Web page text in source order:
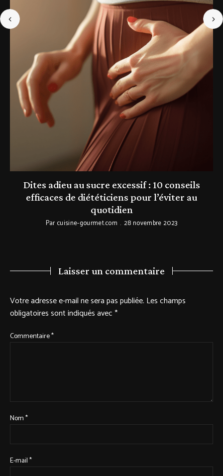
Dites adieu au sucre excessif : 10 conseils
efficaces de diététiciens pour l’éviter au
quotidien
Par cuisine-gourmet.com 28 novembre 2023
Laisser un commentaire
Votre adresse e-mail ne sera pas publiée. Les champs
obligatoires sont indiqués avec*
Commentaire*
Nom*
E-mail*